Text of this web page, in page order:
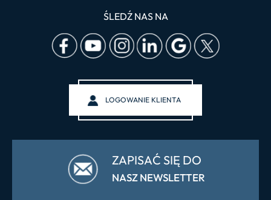
ŚLEDŹ NAS NA
LOGOWANIE KLIENTA
ZAPISAĆ SIĘ DO
NASZ NEWSLETTER